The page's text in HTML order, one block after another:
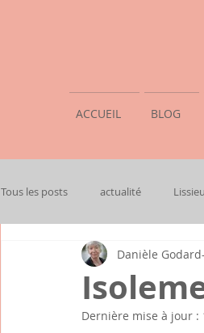
ACCUEIL BLOG
Tous les posts actualité
mon histoire familialeDanièle
Dernière mise à jour :